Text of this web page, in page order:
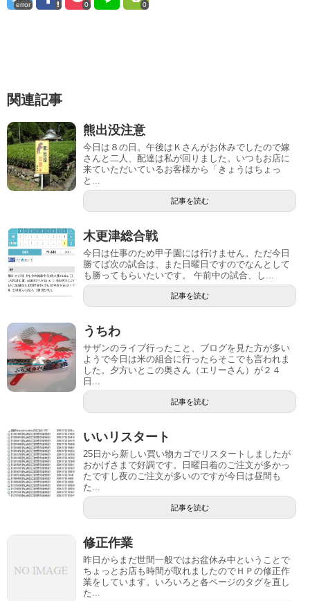
error 0 0
関連記事
熊出没注意
今日は８の日。午後はＫさんがお休みでしたので嫁
さんと二人、配達は私が回りました。いつもお店に
来ていただいているお客様から「きょうはちょっ
と...
記事を読む
木更津総合戦
今日は仕事のため甲子園には行けません。ただ今日
勝てば次の試合は、また日曜日ですのでなんとして
も勝ってもらいたいです。 午前中の試合、し...
記事を読む
うちわ
サザンのライブ行ったこと、ブログを見た方が多い
ようで今日は米の組合に行ったらそこでも言われま
した。夕方いとこの奥さん（エリーさん）が２４
日...
記事を読む
いいリスタート
25日から新しい買い物カゴでリスタートしましたが
おかげさまで好調です。日曜日着のご注文が多かっ
たですし夜のご注文が多いのですが今日は昼間も
た...
記事を読む
修正作業
昨日からまだ世間一般ではお盆休み中ということで
ちょっとお店も時間が取れましたのでＨＰの修正作
業をしています。いろいろと各ページのタグを直し
た...